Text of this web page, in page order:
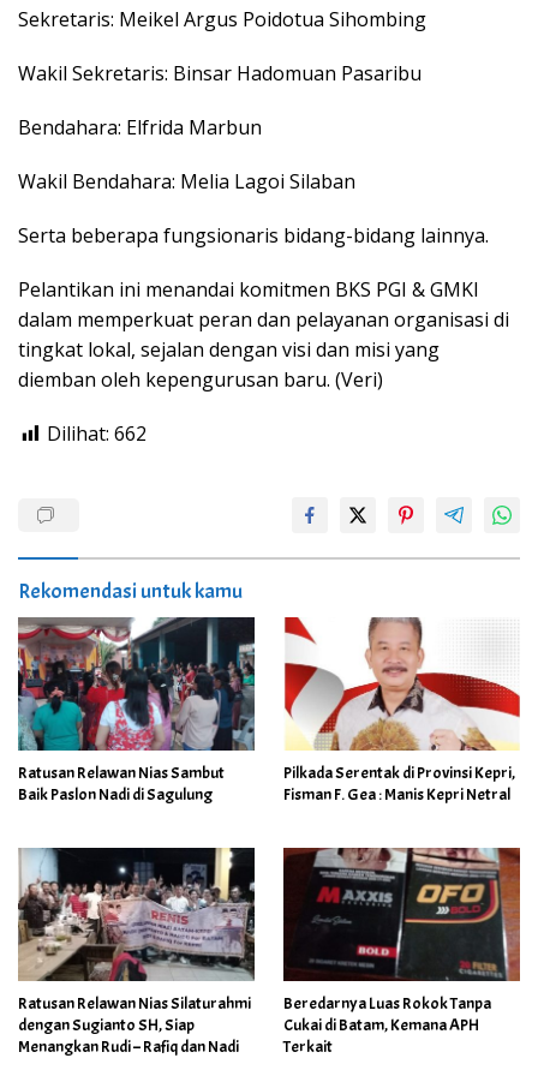
Sekretaris: Meikel Argus Poidotua Sihombing
Wakil Sekretaris: Binsar Hadomuan Pasaribu
Bendahara: Elfrida Marbun
Wakil Bendahara: Melia Lagoi Silaban
Serta beberapa fungsionaris bidang-bidang lainnya.
Pelantikan ini menandai komitmen BKS PGI & GMKI
dalam memperkuat peran dan pelayanan organisasi di
tingkat lokal, sejalan dengan visi dan misi yang
diemban oleh kepengurusan baru. (Veri)
Dilihat: 662
Rekomendasi untuk kamu
Ratusan Relawan Nias Sambut
Baik Paslon Nadi di Sagulung
Pilkada Serentak di Provinsi Kepri,
Fisman F. Gea : Manis Kepri Netral
Ratusan Relawan Nias Silaturahmi
dengan Sugianto SH, Siap
Menangkan Rudi – Rafiq dan Nadi
Beredarnya Luas Rokok Tanpa
Cukai di Batam, Kemana APH
Terkait